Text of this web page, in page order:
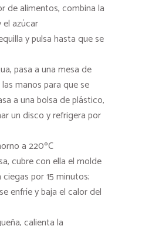
de alimentos, combina la
el azúcar
y pulsa hasta que se
pasa a una mesa de
manos para que se
a una bolsa de plástico,
un disco y refrigera por
a 220ºC
cubre con ella el molde
por 15 minutos;
enfríe y baja el calor del
calienta la